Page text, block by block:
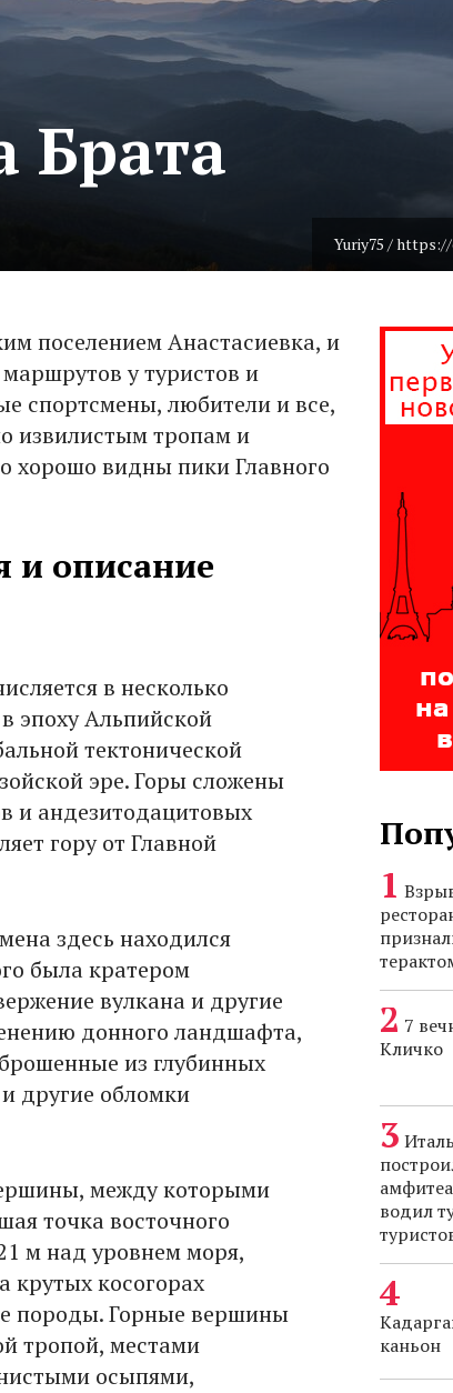
Yuriy75 /
Брата
поселением Анастасиевка, и
у туристов и
спортсмены, любители и все,
извилистым тропам и
хорошо видны пики Главного
и описание
в несколько
эпоху Альпийской
тектонической
эре. Горы сложены
и андезитодацитовых
гору от Главной
здесь находился
была кратером
вулкана и другие
донного ландшафта,
из глубинных
другие обломки
между которыми
точка восточного
м над уровнем моря,
крутых косогорах
породы. Горные вершины
тропой, местами
осыпями,
7
Кличко
водил
каньон